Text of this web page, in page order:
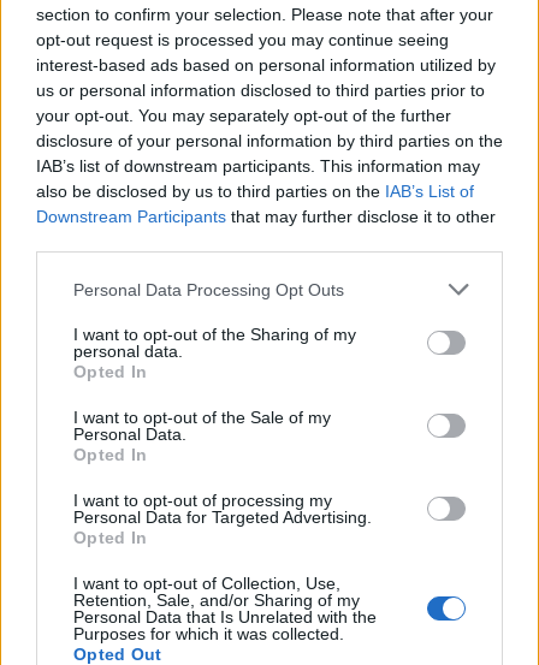
section to confirm your selection. Please note that after your
opt-out request is processed you may continue seeing
interest-based ads based on personal information utilized by
us or personal information disclosed to third parties prior to
your opt-out. You may separately opt-out of the further
disclosure of your personal information by third parties on the
IAB’s list of downstream participants. This information may
also be disclosed by us to third parties on the IAB’s List of
Downstream Participants that may further disclose it to other
Personal Data Processing Opt Outs
I want to opt-out of the Sharing of my
personal data.
Opted In
I want to opt-out of the Sale of my
Personal Data.
Opted In
I want to opt-out of processing my
Personal Data for Targeted Advertising.
Opted In
I want to opt-out of Collection, Use,
Retention, Sale, and/or Sharing of my
Personal Data that Is Unrelated with the
Purposes for which it was collected.
Opted Out
18:37
Caso cerrado
Episodio 184 - Programa centrado en la resolución de
conflictos presentado por la doctora cubana Ana María
Polo. En cada edición se presentan varios casos entre
participantes en litigio, y Ana María intenta resolver la
situación como juez árbitro.
19:26
Caso cerrado
Episodio 185 - Programa centrado en la resolución de
conflictos presentado por la doctora cubana Ana María
participantes en litigio, y Ana María intenta resolver la
Caso cerrado
conflictos presentado por la doctora cubana Ana María
Polo. En cada edición se presentan varios casos entre
situación como juez árbitro.
Atrapadas
espantoso asesinato de una abuela en su propia casa, los
detectives tienen que desentrañar una red de mentiras y
perversidad.